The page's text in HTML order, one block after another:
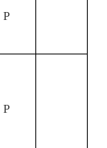
P
P